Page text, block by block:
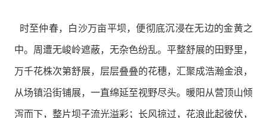
时至仲春，白沙万亩平坝，便彻底沉浸在无边的金黄之
中。周遭无峻岭遮蔽，无杂色纷乱。平整舒展的田野里，
万千花株次第舒展，层层叠叠的花穗，汇聚成浩瀚金浪，
从场镇沿街铺展，一直绵延至视野尽头。暖阳从营顶山倾
泻而下，整片坝子流光溢彩；长风掠过，花浪此起彼伏，